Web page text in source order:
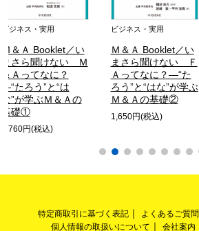
ビジネス・実用
Ｍ＆Ａ Booklet／い
まさら聞けない Ｍ
＆Ａってなに？
―“たろう”と“は
な”が学ぶＭ＆Ａの
基礎①
1,760円(税込)
ビジネス・実用
Ｍ＆Ａ Booklet／い
まさら聞けない Ｆ
Ａってなに？―“た
ろう”と“はな”が学ぶ
Ｍ＆Ａの基礎②
1,650円(税込)
特定商取引に基づく表記 よくあるご質問
個人情報の取扱いについて
会社案内